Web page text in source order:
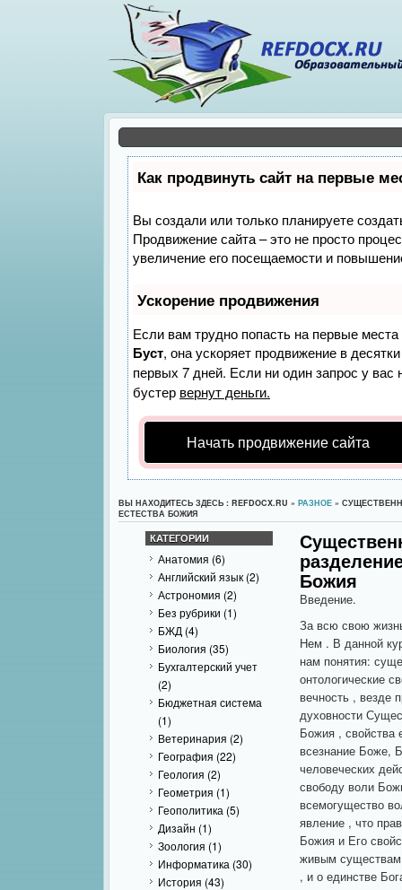
Как продвинуть сайт на первые
Вы создали или только планируете
Продвижение сайта – это не просто
увеличение его посещаемости и
Ускорение продвижения
Если вам трудно попасть на первые
Буст, она ускоряет продвижение в
первых 7 дней. Если ни один запрос у
бустер вернут деньги.
Начать продвижение сайта
ВЫ НАХОДИТЕСЬ ЗДЕСЬ : REFDOCX.RU » РАЗНОЕ »
ЕСТЕСТВА БОЖИЯ
КАТЕГОРИИ
Анатомия (6)
Английский язык (2)
Астрономия (2)
Без рубрики (1)
БЖД (4)
Биология (35)
Бухгалтерский учет
(2)
Бюджетная система
(1)
Ветеринария (2)
География (22)
Геология (2)
Геометрия (1)
Геополитика (5)
Дизайн (1)
Зоология (1)
Информатика (30)
История (43)
Божия
Введение.
За всю свою
Нем . В данной
нам понятия:
онтологические
вечность , везде
духовности
Божия, свойства
всезнание Боже,
человеческих
свободу воли
всемогущество
явление , что
Божия и Его
живым существам
, и о единстве